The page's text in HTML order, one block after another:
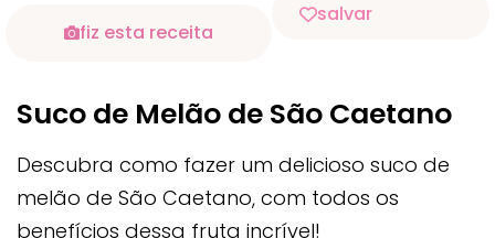
fiz esta receita
salvar
Suco de Melão de São Caetano
Descubra como fazer um delicioso suco de
melão de São Caetano, com todos os
benefícios dessa fruta incrível!